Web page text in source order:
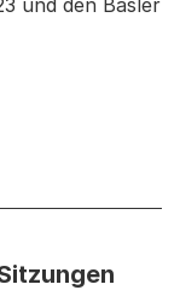
und den Basler